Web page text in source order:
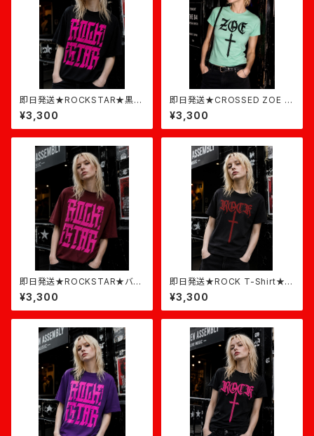
即日発送★ROCKSTAR★黒×
ピンク
¥3,300
即日発送★CROSSED ZOE T
-shirt★アイスグリーン
¥3,300
即日発送★ROCKSTAR★バー
ガンディ×ピンク
¥3,300
即日発送★ROCK T-Shirt★黒
×バーガンディ
¥3,300